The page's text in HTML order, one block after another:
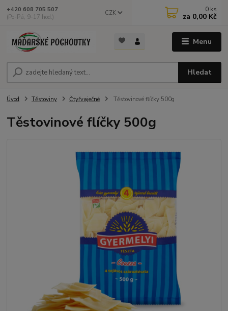
Menu
CZK
Hledat
+420 608 705 507
(Po-Pá, 9-17 hod.)
0 ks
za 0,00 Kč
Úvod Těstoviny Čtyřvaječné Těstovinové flíčky 500g
Těstovinové flíčky 500g